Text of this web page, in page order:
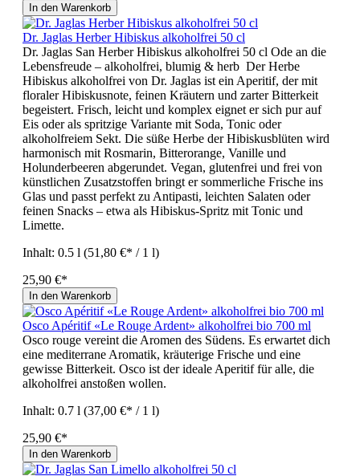
In den Warenkorb
Dr. Jaglas Herber Hibiskus alkoholfrei 50 cl
Dr. Jaglas San Herber Hibiskus alkoholfrei 50 cl Ode an die
Lebensfreude – alkoholfrei, blumig & herb Der Herbe
Hibiskus alkoholfrei von Dr. Jaglas ist ein Aperitif, der mit
floraler Hibiskusnote, feinen Kräutern und zarter Bitterkeit
begeistert. Frisch, leicht und komplex eignet er sich pur auf
Eis oder als spritzige Variante mit Soda, Tonic oder
alkoholfreiem Sekt. Die süße Herbe der Hibiskusblüten wird
harmonisch mit Rosmarin, Bitterorange, Vanille und
Holunderbeeren abgerundet. Vegan, glutenfrei und frei von
künstlichen Zusatzstoffen bringt er sommerliche Frische ins
Glas und passt perfekt zu Antipasti, leichten Salaten oder
feinen Snacks – etwa als Hibiskus-Spritz mit Tonic und
Limette.
Inhalt: 0.5 l (51,80 €* / 1 l)
25,90 €*
In den Warenkorb
Osco Apéritif «Le Rouge Ardent» alkoholfrei bio 700 ml
Osco rouge vereint die Aromen des Südens. Es erwartet dich
eine mediterrane Aromatik, kräuterige Frische und eine
gewisse Bitterkeit. Osco ist der ideale Aperitif für alle, die
alkoholfrei anstoßen wollen.
Inhalt: 0.7 l (37,00 €* / 1 l)
25,90 €*
In den Warenkorb